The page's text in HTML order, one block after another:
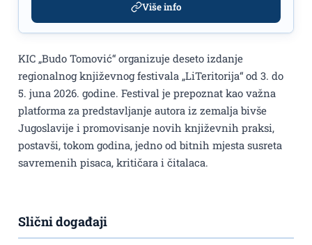
KIC „Budo Tomović“ organizuje deseto izdanje
regionalnog književnog festivala „LiTeritorija“ od 3. do
5. juna 2026. godine. Festival je prepoznat kao važna
platforma za predstavljanje autora iz zemalja bivše
Jugoslavije i promovisanje novih književnih praksi,
postavši, tokom godina, jedno od bitnih mjesta susreta
savremenih pisaca, kritičara i čitalaca.
Više info
Slični događaji